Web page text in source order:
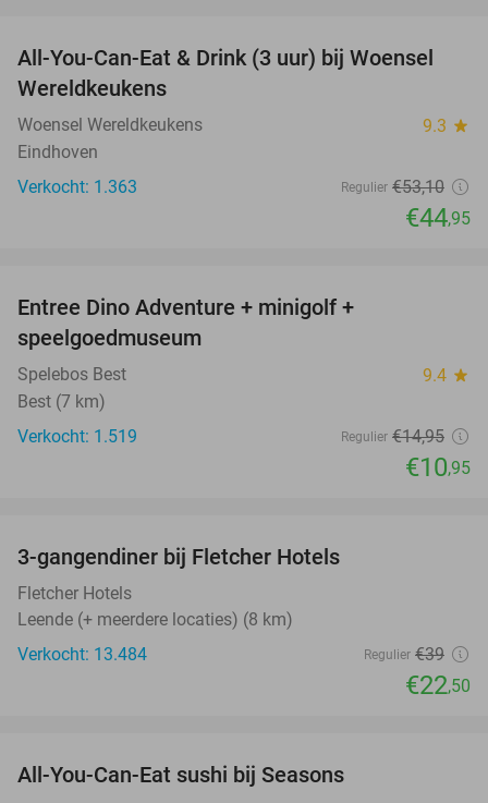
15%
All-You-Can-Eat & Drink (3 uur) bij Woensel
Wereldkeukens
Woensel Wereldkeukens 9.3 star
Eindhoven
Verkocht: 1.363
Regulier €53,10
€44,95
Entree Dino Adventure + minigolf +
speelgoedmuseum
Spelebos Best 9.4 star
Best (7 km)
Verkocht: 1.519
Regulier €14,95
€10,95
3-gangendiner bij Fletcher Hotels
Fletcher Hotels
Leende (+ meerdere locaties) (8 km)
Verkocht: 13.484
Regulier €39
€22,50
All-You-Can-Eat sushi bij Seasons